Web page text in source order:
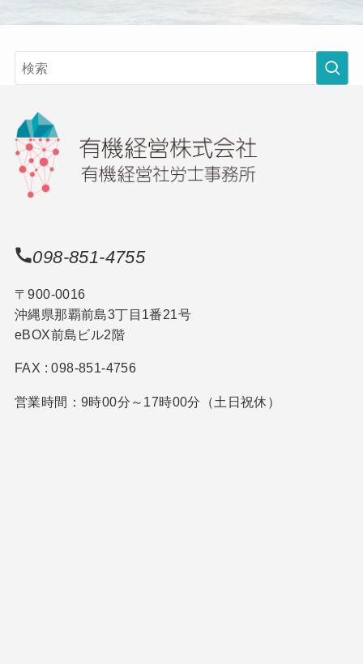
098-851-4755
〒900-0016
沖縄県那覇前島3丁目1番21号
eBOX前島ビル2階
FAX : 098-851-4756
営業時間：9時00分～17時00分（土日祝休）